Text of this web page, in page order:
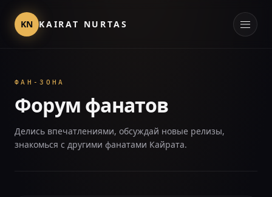
KN KAIRAT NURTAS
ФАН-ЗОНА
Форум фанатов
Делись впечатлениями, обсуждай новые релизы,
знакомься с другими фанатами Кайрата.